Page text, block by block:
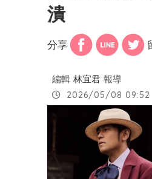
潰
分享
編輯 林宜君 報導
2026/05/08 09:52